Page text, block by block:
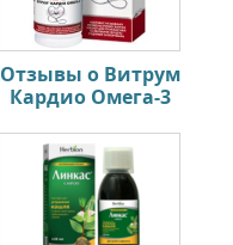
Отзывы о Витрум
Кардио Омега-3